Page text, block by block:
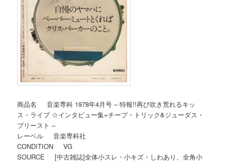
商品名 音楽専科 1978年4月号 – 特報!!再び吹き荒れるキッ
ス・ライブ ☆インタビュー集=チープ・トリック&ジューダス・
プリースト –
レーベル 音楽専科社
CONDITION VG
SOURCE [中古雑誌]全体小スレ・小キズ・しわあり、全角小